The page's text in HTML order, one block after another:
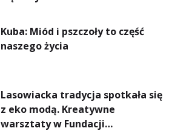
Kuba: Miód i pszczoły to część
naszego życia
Lasowiacka tradycja spotkała się
z eko modą. Kreatywne
warsztaty w Fundacji